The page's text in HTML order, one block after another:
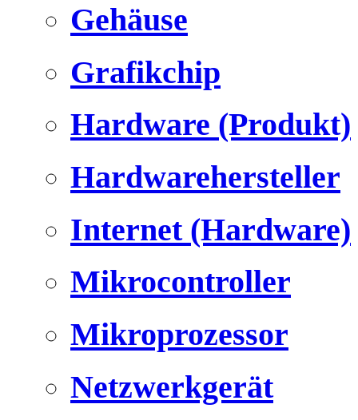
Gehäuse
Grafikchip
Hardware (Produkt)
Hardwarehersteller
Internet (Hardware)
Mikrocontroller
Mikroprozessor
Netzwerkgerät